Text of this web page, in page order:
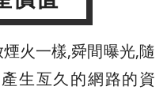
火一樣,舜間曝光,隨
生亙久的網路的資